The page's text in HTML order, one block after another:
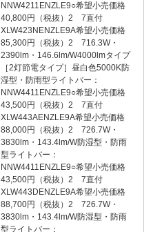
NNW4211ENZLE9○希望小売価格
40,800円（税抜）2 7直付
XLW423NENZLE9A希望小売価格
85,300円（税抜）2 716.3W・
2390lm・146.6lm/W4000lmタイプ
［2灯節電タイプ］昼白色5000K防
湿型・防雨型ライトバー：
NNW4411ENZLE9○希望小売価格
43,500円（税抜）2 7直付
XLW443AENZLE9A希望小売価格
88,000円（税抜）2 726.7W・
3830lm・143.4lm/W防湿型・防雨
型ライトバー：
NNW4411ENZLE9○希望小売価格
43,500円（税抜）2 7直付
XLW443DENZLE9A希望小売価格
88,700円（税抜）2 726.7W・
3830lm・143.4lm/W防湿型・防雨
型ライトバー：